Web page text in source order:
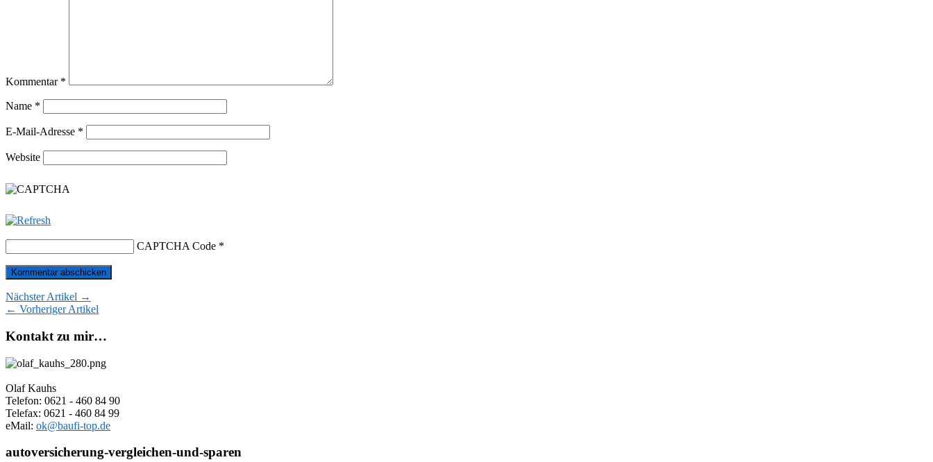
Kommentar *
Name *
E-Mail-Adresse *
Website
CAPTCHA Code *
Nächster Artikel →
← Vorheriger Artikel
Kontakt zu mir…
Olaf Kauhs
Telefon: 0621 - 460 84 90
Telefax: 0621 - 460 84 99
eMail: ok@baufi-top.de
autoversicherung-vergleichen-und-sparen